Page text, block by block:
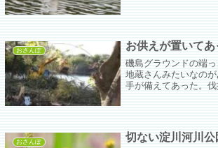
おさんぽ お供えが置いて
磯島グラウンドの端
地蔵さんみたいなの
手が備えてあった。伐
おさんぽ 切ない淀川河川公